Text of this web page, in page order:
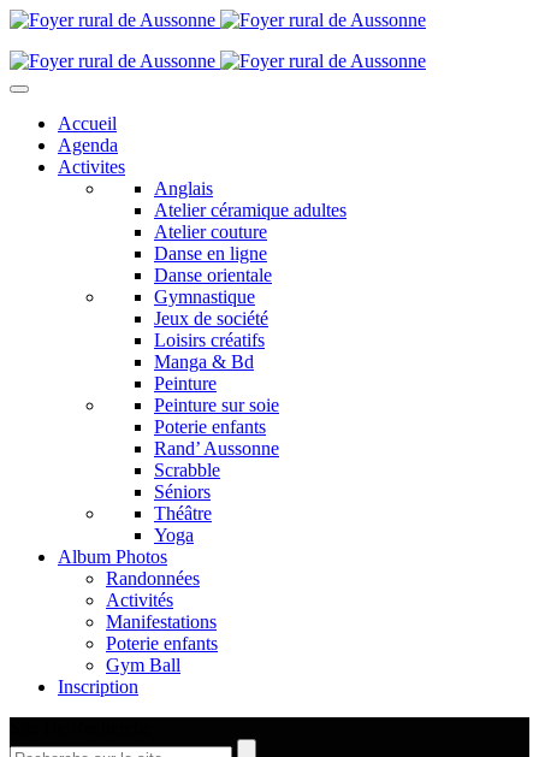
Accueil
Agenda
Activites
Anglais
Atelier céramique adultes
Atelier couture
Danse en ligne
Danse orientale
Gymnastique
Jeux de société
Loisirs créatifs
Manga & Bd
Peinture
Peinture sur soie
Poterie enfants
Rand’ Aussonne
Scrabble
Séniors
Théâtre
Yoga
Album Photos
Randonnées
Activités
Manifestations
Poterie enfants
Gym Ball
Inscription